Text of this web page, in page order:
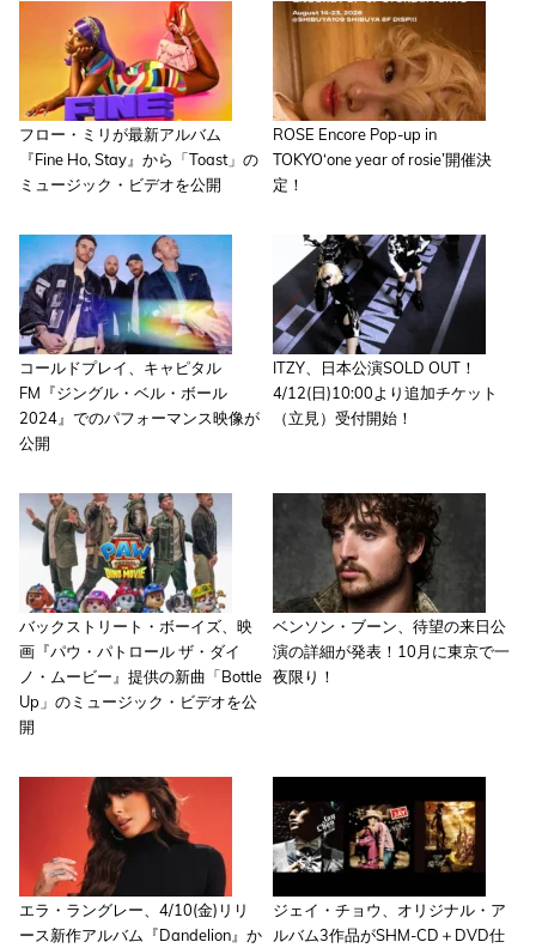
フロー・ミリが最新アルバム
『Fine Ho, Stay』から「Toast」の
ミュージック・ビデオを公開
ROSE Encore Pop-up in
TOKYO‘one year of rosie’開催決
定！
コールドプレイ、キャピタル
FM『ジングル・ベル・ボール
2024』でのパフォーマンス映像が
公開
ITZY、日本公演SOLD OUT！
4/12(日)10:00より追加チケット
（立見）受付開始！
バックストリート・ボーイズ、映
画『パウ・パトロール ザ・ダイ
ノ・ムービー』提供の新曲「Bottle
Up」のミュージック・ビデオを公
開
ベンソン・ブーン、待望の来日公
演の詳細が発表！10月に東京で一
夜限り！
エラ・ラングレー、4/10(金)リリ
ース新作アルバム『Dandelion』か
ジェイ・チョウ、オリジナル・ア
ルバム3作品がSHM-CD＋DVD仕